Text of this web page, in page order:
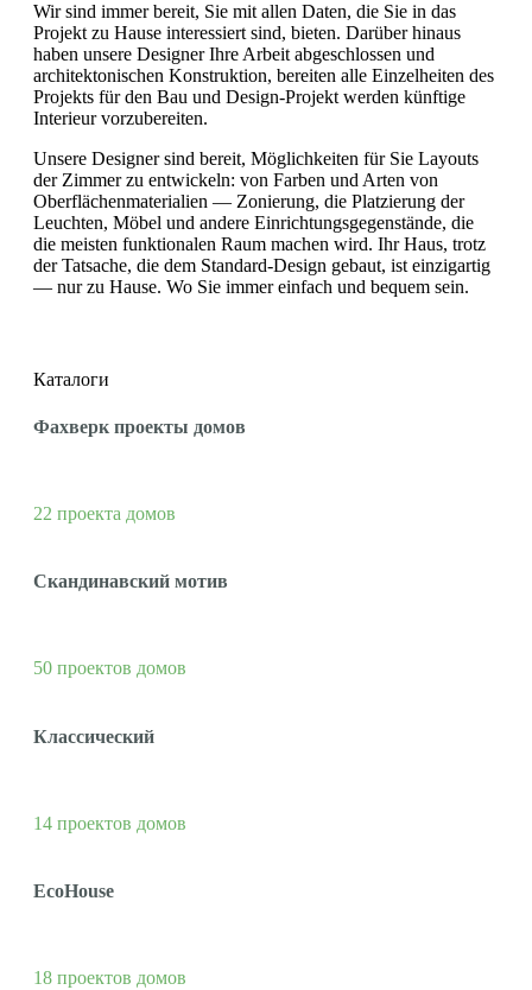
Wir sind immer bereit, Sie mit allen Daten, die Sie in das
Projekt zu Hause interessiert sind, bieten. Darüber hinaus
haben unsere Designer Ihre Arbeit abgeschlossen und
architektonischen Konstruktion, bereiten alle Einzelheiten des
Projekts für den Bau und Design-Projekt werden künftige
Interieur vorzubereiten.
Unsere Designer sind bereit, Möglichkeiten für Sie Layouts
der Zimmer zu entwickeln: von Farben und Arten von
Oberflächenmaterialien — Zonierung, die Platzierung der
Leuchten, Möbel und andere Einrichtungsgegenstände, die
die meisten funktionalen Raum machen wird. Ihr Haus, trotz
der Tatsache, die dem Standard-Design gebaut, ist einzigartig
— nur zu Hause. Wo Sie immer einfach und bequem sein.
Каталоги
Фахверк проекты домов
22 проекта домов
Скандинавский мотив
50 проектов домов
Классический
14 проектов домов
EcoHouse
18 проектов домов